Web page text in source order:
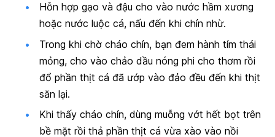
Hỗn hợp gạo và đậu cho vào nước hầm xương
hoặc nước luộc cá, nấu đến khi chín nhừ.
Trong khi chờ cháo chín, bạn đem hành tím thái
mỏng, cho vào chảo dầu nóng phi cho thơm rồi
đổ phần thịt cá đã ướp vào đảo đều đến khi thịt
săn lại.
Khi thấy cháo chín, dùng muỗng vớt hết bọt trên
bề mặt rồi thả phần thịt cá vừa xào vào nồi